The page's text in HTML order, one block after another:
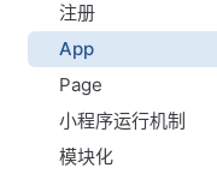
注册
App
Page
小程序运行机制
模块化